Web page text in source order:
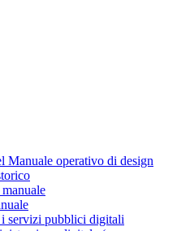
Manuale operativo di design
servizi pubblici digitali